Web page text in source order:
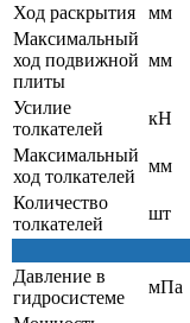
Ход раскрытия мм
Максимальный
ход подвижной
плиты
мм
Усилие
толкателей
кН
Максимальный
ход толкателей
мм
Количество
толкателей
шт
Давление в
гидросистеме
мПа